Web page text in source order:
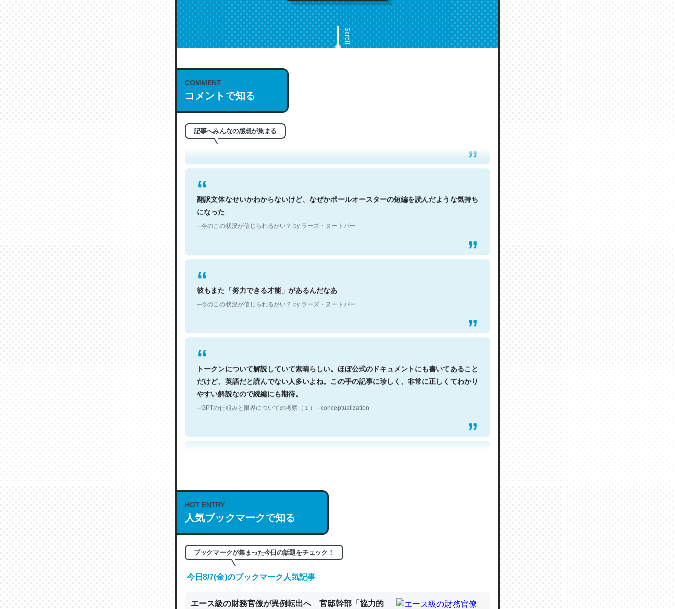
Scroll
COMMENT
コメントで知る
記事へみんなの感想が集まる
これは名文。彼はとてもクレバーなんだろうなと凄く思う。英語少しでも読める人は原文
もお勧め。自分はこの流れ好き。Let’s Fucking Go. Then Covid hit. Shit.
─今のこの状況が信じられるかい？ by ラーズ・ヌートバー
翻訳文体なせいかわからないけど、なぜかポールオースターの短編を読んだような気持ち
になった
─今のこの状況が信じられるかい？ by ラーズ・ヌートバー
彼もまた「努力できる才能」があるんだなあ
─今のこの状況が信じられるかい？ by ラーズ・ヌートバー
トークンについて解説していて素晴らしい。ほぼ公式のドキュメントにも書いてあること
だけど、英語だと読んでない人多いよね。この手の記事に珍しく、非常に正しくてわかり
やすい解説なので続編にも期待。
─GPTの仕組みと限界についての考察（１） - conceptualization
これは良記事。32768トークンだと英語小説100ページ分くらい。小説でいう「ずっと前
の伏線」は回収されないけど、短期記憶というには多い分量。進化すればするほど分かり
やすく強くなりそう
HOT ENTRY
人気ブックマークで知る
ブックマークが集まった今日の話題をチェック！
今日8/7(金)のブックマーク人気記事
エース級の財務官僚が異例転出へ 官邸幹部「協力的